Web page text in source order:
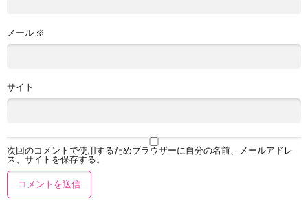
メール ※
サイト
次回のコメントで使用するためブラウザーに自分の名前、メールアドレ
ス、サイトを保存する。